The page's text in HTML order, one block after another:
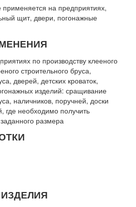
на предприятиях,
щит, двери, погонажные
по производству клееного
строительного бруса,
дверей, детских кроваток,
изделий: сращивание
наличников, поручней, доски
где необходимо получить
размера